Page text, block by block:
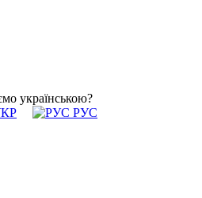
українською?
РУС